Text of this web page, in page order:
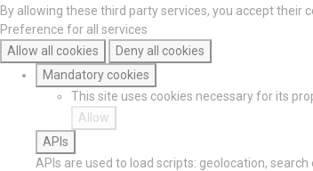
By allowing these third party services, you accept
Preference for all services
Allow all cookies
Deny all cookies
Mandatory cookies
This site uses cookies necessary for its
Allow
APIs
APIs are used to load scripts: geolocation, search